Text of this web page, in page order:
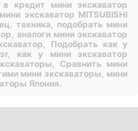
в кредит мини экскаватор
экскаватор MITSUBISHI
техника, подобрать мини
аналоги мини экскаватор
Подобрать как у
как у мини экскаватор
Сравнить мини
мини экскаваторы, мини
Япония.